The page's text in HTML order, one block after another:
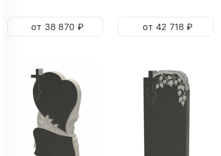
от 38 870 ₽ от 42 718 ₽